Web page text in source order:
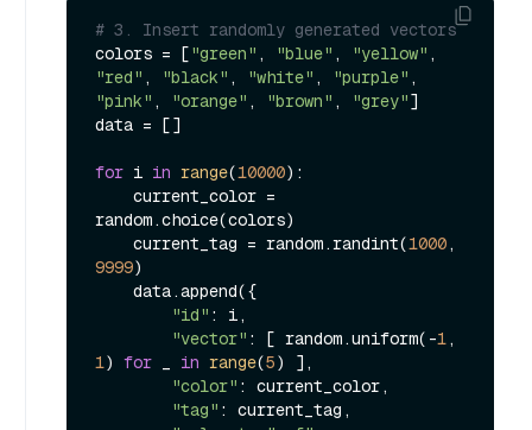
# 3. Insert randomly generated vectors
colors = ["green" , "blue" , "yellow"
"red" , "black" , "white" , "purple"
"pink" , "orange" , "brown" , "grey"]
data = []
for i in range(10000):
random.choice(colors)
    current_tag = random.randint(
1000
9999)
"id" : i,
"vector" : [ random.uniform(-1
1) for in range(5) ],
"color" : current_color,
"tag" : current_tag,